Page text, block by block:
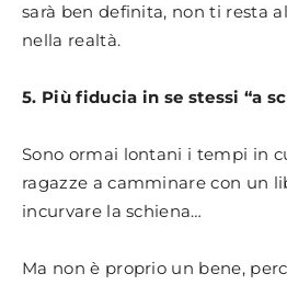
sarà ben definita, non ti resta
nella realtà.
5. Più fiducia in se stessi “a
Sono ormai lontani i tempi in
ragazze a camminare con un
incurvare la schiena…
Ma non è proprio un bene,